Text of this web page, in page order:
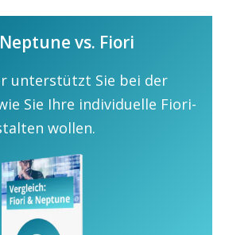
vs. Fiori
unterstützt Sie bei der
Sie Ihre individuelle Fiori-
wollen.